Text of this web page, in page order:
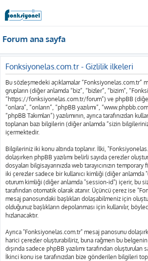
Forum ana sayfa
Fonksiyonelas.com.tr - Gizlilik ilkeleri
Bu sözleşmedeki açıklamalar “Fonksiyonelas.com.tr”
grupların (diğer anlamda “biz”, “bizler”, “bizim”,
“https://fonksiyonelas.com.tr/forum”) ve phpBB
“onlara”, “onların”, “phpBB yazılımı”,
“phpBB Takımları”) yazılımının, ayrıca tarafınızdan
toplanan bazı bilgilerin (diğer anlamda “sizin
içermektedir.
Bilgileriniz iki konu altında toplanır. İlki,
dolaşırken phpBB yazılımı belirli sayıda çerezler
dosyaları bilgisayarınızda web tarayıcınızın
iki çerezler sadece bir kullanıcı kimliği (diğer anlamda
oturum kimliği (diğer anlamda "session-id") içerir, bu
tarafından otomatik olarak atanır. Üçüncü çerez ise
mesaj panosundaki başlıkları dolaşabilmeniz için
olduğunuz başlıkların depolanması için kullanılır,
hızlanacaktır.
Ayrıca "Fonksiyonelas.com.tr" mesaj panosunu
harici çerezler oluşturabiliriz, buna rağmen bu
dışında sadece phpBB yazılımı tarafından
İkinci konu ise tarafınızdan bize gönderilen bilgileri